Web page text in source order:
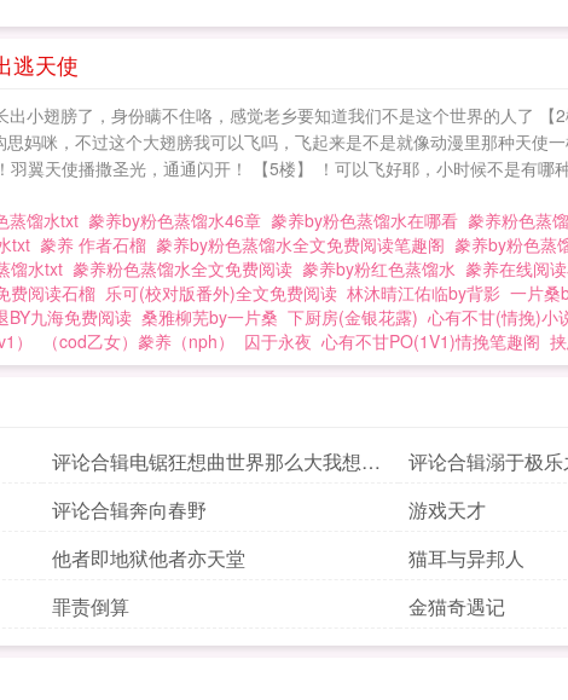
逃天使
小翅膀了，身份瞒不住咯，感觉老乡要知道我们不是这个世界的人了
妈咪，不过这个大翅膀我可以飞吗，飞起来是不是就像动漫里那种天使
翼天使播撒圣光，通通闪开！ 【5楼】 ！可以飞好耶，小时候不是有
蒸馏水txt 豢养by粉色蒸馏水46章 豢养by粉色蒸馏水在哪看 豢养粉色蒸
txt 豢养 作者石榴 豢养by粉色蒸馏水全文免费阅读笔趣阁 豢养by粉色蒸
馏水txt 豢养粉色蒸馏水全文免费阅读 豢养by粉红色蒸馏水 豢养在线阅
费阅读石榴 乐可(校对版番外)全文免费阅读 林沐晴江佑临by背影 一片桑
BY九海免费阅读 桑雅柳芜by一片桑 下厨房(金银花露) 心有不甘(情挽)小
） （cod乙女）豢养（nph） 囚于永夜 心有不甘PO(1V1)情挽笔趣阁
评论合辑电锯狂想曲世界那么大我想去
看
评论合辑溺于极
评论合辑奔向春野 游戏天才
他者即地狱他者亦天堂 猫耳与异邦人
罪责倒算 金猫奇遇记